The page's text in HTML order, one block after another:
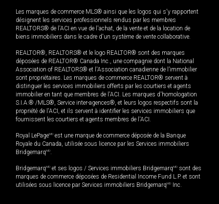
Les marques de commerce MLS® ainsi que les logos qui s'y rapportent
désignent les services professionnels rendus par les membres
REALTORS® de l'ACI en vue de l'achat, de la vente et de la location de
biens immobiliers dans le cadre d'un système de vente collaborative.
REALTOR®, REALTORS® et le logo REALTOR® sont des marques
déposées de REALTOR® Canada Inc., une compagnie dont la National
Association of REALTORS® et l'Association canadienne de l’immobilier
sont propriétaires. Les marques de commerce REALTOR® servent à
distinguer les services immobiliers offerts par les courtiers et agents
immobilier en tant que membres de l'ACI. Les marques d'homologation
S.I.A.® /MLS®, Service inter-agences®, et leurs logos respectifs sont la
propriété de l'ACI, et ils servent à identifier les services immobiliers que
fournissent les courtiers et agents membres de l'ACI.
Royal LePageMD est une marque de commerce déposée de la Banque
Royale du Canada, utilisée sous licence par les Services immobiliers
BridgemarqMD
BridgemarqMD et ses logos / Services immobiliers BridgemarqMD sont des
marques de commerce déposées de Residential Income Fund L.P. et sont
utilisées sous licence par Services immobiliers BridgemarqMD Inc.